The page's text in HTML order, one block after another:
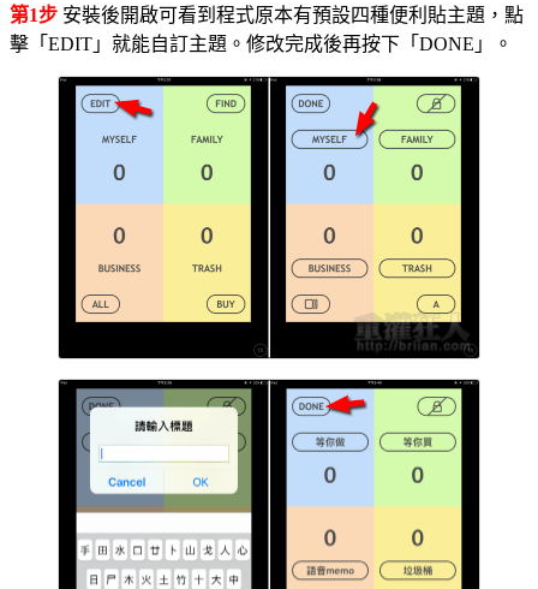
第1步 安裝後開啟可看到程式原本有預設四種便利貼主題，點
擊「EDIT」就能自訂主題。修改完成後再按下「DONE」。